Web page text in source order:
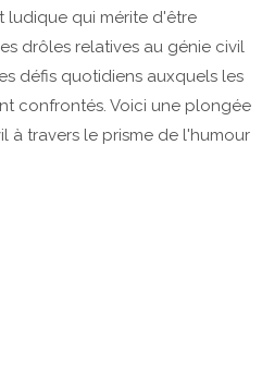
ludique qui mérite d'être
drôles relatives au génie civil
défis quotidiens auxquels les
confrontés. Voici une plongée
à travers le prisme de l'humour